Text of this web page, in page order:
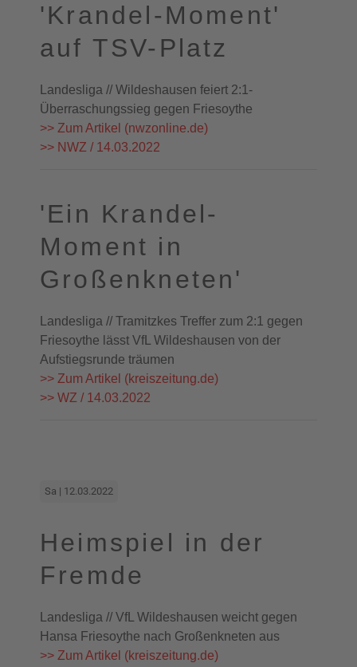
'Krandel-Moment'
auf TSV-Platz
Landesliga // Wildeshausen feiert 2:1-
Überraschungssieg gegen Friesoythe
>> Zum Artikel (nwzonline.de)
>> NWZ / 14.03.2022
'Ein Krandel-
Moment in
Großenkneten'
Landesliga // Tramitzkes Treffer zum 2:1 gegen
Friesoythe lässt VfL Wildeshausen von der
Aufstiegsrunde träumen
>> Zum Artikel (kreiszeitung.de)
>> WZ / 14.03.2022
Sa | 12.03.2022
Heimspiel in der
Fremde
Landesliga // VfL Wildeshausen weicht gegen
Hansa Friesoythe nach Großenkneten aus
>> Zum Artikel (kreiszeitung.de)